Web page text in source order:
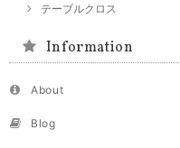
テーブルクロス
Information
About
Blog